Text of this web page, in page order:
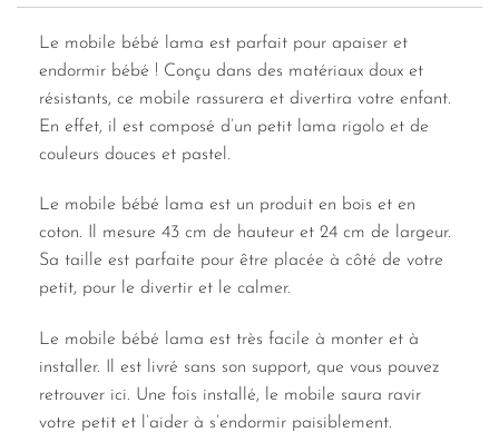
Le mobile bébé lama est parfait pour apaiser et
endormir bébé ! Conçu dans des matériaux doux et
résistants, ce mobile rassurera et divertira votre enfant.
En effet, il est composé d’un petit lama rigolo et de
couleurs douces et pastel.
Le mobile bébé lama est un produit en bois et en
coton. Il mesure 43 cm de hauteur et 24 cm de largeur.
Sa taille est parfaite pour être placée à côté de votre
petit, pour le divertir et le calmer.
Le mobile bébé lama est très facile à monter et à
installer. Il est livré sans son support, que vous pouvez
retrouver ici. Une fois installé, le mobile saura ravir
votre petit et l’aider à s’endormir paisiblement.